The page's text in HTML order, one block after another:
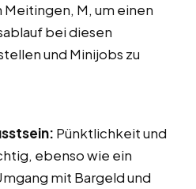
M, um einen
bei diesen
und Minijobs zu
Pünktlichkeit und
ebenso wie ein
mit Bargeld und